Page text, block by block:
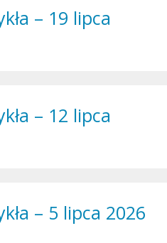
– 19 lipca
– 12 lipca
– 5 lipca 2026